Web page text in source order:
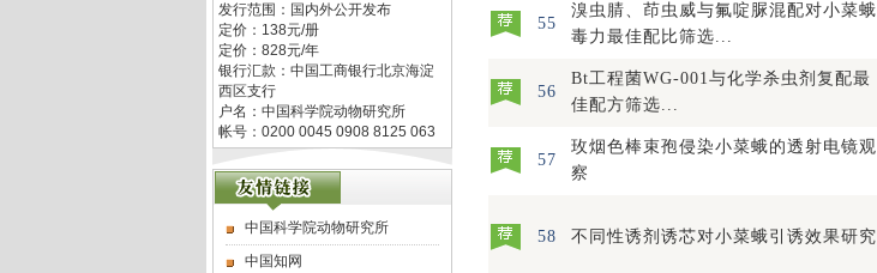
发行范围：国内外公开发布
定价： 138元/册
定价： 828元/年
银行汇款：中国工商银行北京海淀
西区支行
户名：中国科学院动物研究所
帐号：0200 0045 0908 8125 063
中国科学院动物研究所
中国知网
55
溴虫腈、茚虫威与氟啶脲混配对小菜蛾
毒力最佳配比筛选...
56
Bt工程菌WG-001与化学杀虫剂复配最
佳配方筛选...
57
玫烟色棒束孢侵染小菜蛾的透射电镜观
察
58 不同性诱剂诱芯对小菜蛾引诱效果研究